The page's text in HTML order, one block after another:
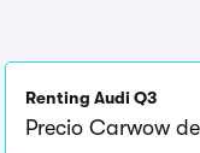
Renting Audi Q3
Precio Carwow